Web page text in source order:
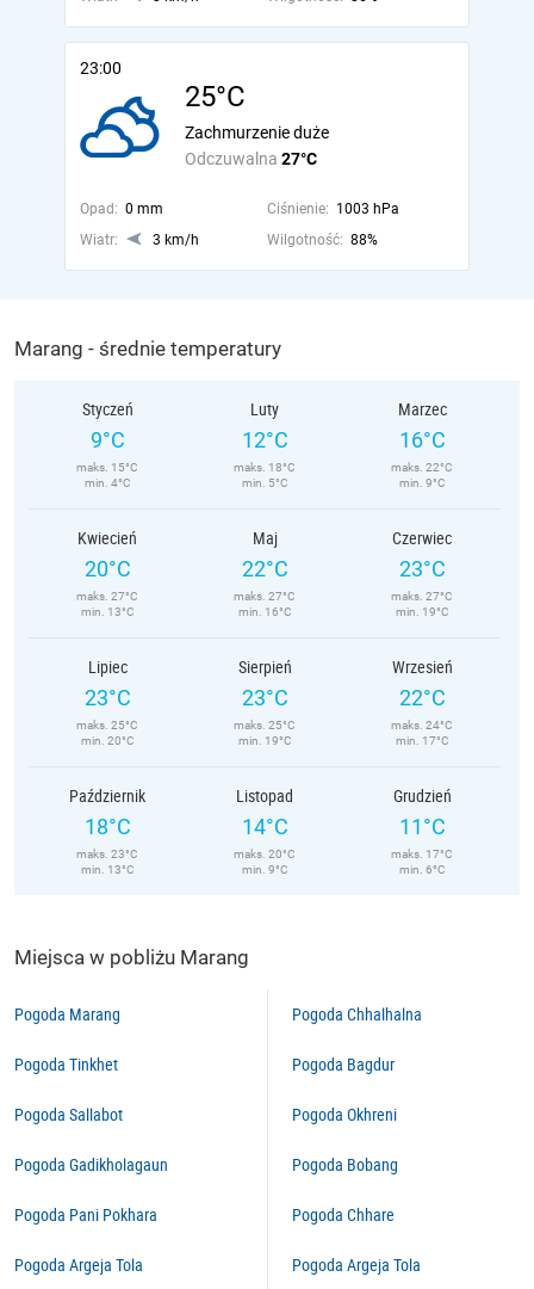
23:00
25°C
Odczuwalna 27°C
Zachmurzenie duże
Opad: 0 mm Ciśnienie: 1003 hPa
Wiatr:
3 km/h Wilgotność: 88%
Marang - średnie temperatury
Styczeń
9°C
maks. 15°C
min. 4°C
Luty
12°C
maks. 18°C
min. 5°C
Marzec
16°C
maks. 22°C
min. 9°C
Kwiecień
20°C
maks. 27°C
min. 13°C
Maj
22°C
maks. 27°C
min. 16°C
Czerwiec
23°C
maks. 27°C
min. 19°C
Lipiec
23°C
maks. 25°C
min. 20°C
Sierpień
23°C
maks. 25°C
min. 19°C
Wrzesień
22°C
maks. 24°C
min. 17°C
Październik
18°C
maks. 23°C
min. 13°C
Listopad
14°C
maks. 20°C
min. 9°C
Grudzień
11°C
maks. 17°C
min. 6°C
Miejsca w pobliżu Marang
Pogoda Marang
Pogoda Tinkhet
Pogoda Sallabot
Pogoda Gadikholagaun
Pogoda Pani Pokhara
Pogoda Argeja Tola
Pogoda Chhalhalna
Pogoda Bagdur
Pogoda Okhreni
Pogoda Bobang
Pogoda Chhare
Pogoda Argeja Tola